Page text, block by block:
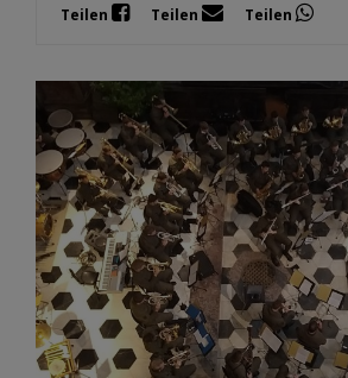
Teilen Teilen Teilen